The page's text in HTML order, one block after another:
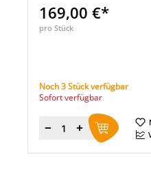
169,00 €*
pro Stück
Noch 3 Stück verfügbar
Sofort verfügbar
Menge